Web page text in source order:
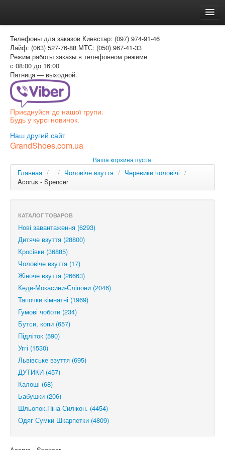
Доставка и оплата
Как заказать
Контакти
Таблица размеров
Вход для покупателя
РУС
Телефоны для заказов Киевстар: (097) 974-91-46
Лайф: (063) 527-76-88 МТС: (050) 967-41-33
Режим работы заказы в телефонном режиме
с 08:00 до 16:00
Пятница — выходной.
Приєднуйся до нашої групи.
Будь у курсі новинок.
Наш другий сайт
GrandShoes.com.ua
Ваша корзина пуста
Главная / / Чоловіче взуття / Черевики чоловічі /
Acorus - Spencer
КАТАЛОГ ТОВАРОВ
Нові завантаження (6293)
Дитяче взуття (28800)
Кросівки (36885)
Чоловіче взуття (17)
Жіноче взуття (26663)
Кеди-Мокасини-Сліпони (2046)
Тапочки кімнатні (1969)
Гумові чоботи (234)
Бутси, копи (657)
Підліток (590)
Уггі (1530)
Львівське взуття (695)
ДУТИКИ (457)
Калоші (68)
Бабушки (206)
Шльопок.Піна-Силікон. (4454)
Одяг Сумки Шкарпетки (4809)